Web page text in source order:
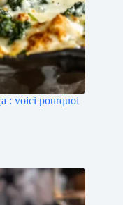
: voici pourquoi